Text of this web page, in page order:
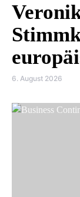
6. August 2026